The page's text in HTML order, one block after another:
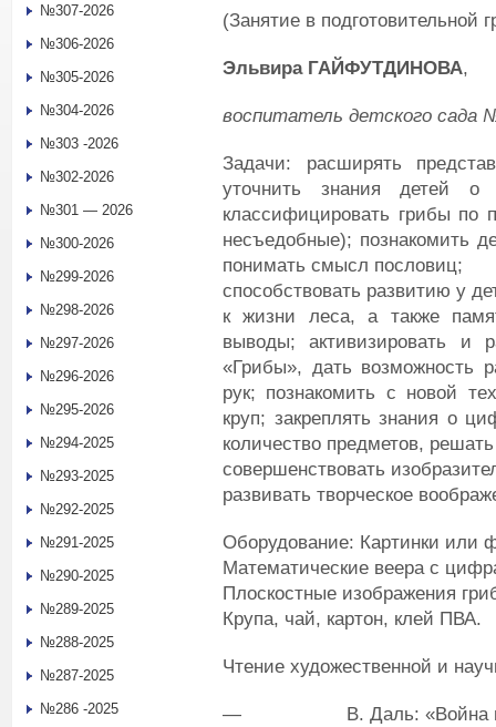
(Занятие в подготовительной
Эльвира ГАЙФУТДИНОВА,
воспитатель детского сада
Задачи: расширять
уточнить знания детей о
классифицировать грибы по
несъедобные); познакомить
понимать смысл пословиц;
способствовать развитию у
к жизни леса, а также
выводы; активизировать и
«Грибы», дать возможность
рук; познакомить с новой
круп; закреплять знания о
количество предметов,
совершенствовать
развивать творческое
Оборудование: Картинки или
Математические веера с
Плоскостные изображения
Крупа, чай, картон, клей ПВА.
Чтение художественной и
— В. Даль: «Война
№307-2026
№306-2026
№305-2026
№304-2026
№303 -2026
№302-2026
№301 — 2026
№300-2026
№299-2026
№298-2026
№297-2026
№296-2026
№295-2026
№294-2025
№293-2025
№292-2025
№291-2025
№290-2025
№289-2025
№288-2025
№287-2025
№286 -2025